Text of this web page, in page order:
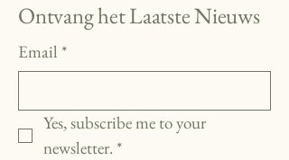
Ontvang het Laatste Nieuws
Email *
Yes, subscribe me to your
newsletter. *